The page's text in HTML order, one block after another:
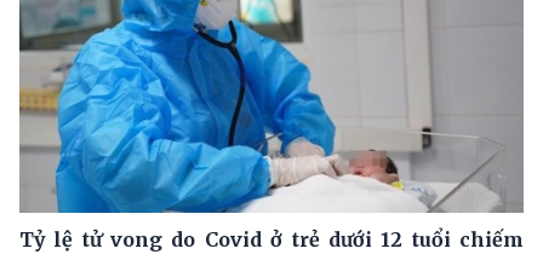
Tỷ lệ tử vong do Covid ở trẻ dưới 12 tuổi chiếm